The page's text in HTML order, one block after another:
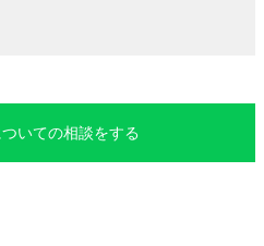
いての相談をする